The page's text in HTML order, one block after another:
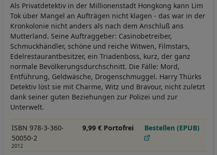
Als Privatdetektiv in der Millionenstadt Hongkong kann Lim
Tok über Mangel an Aufträgen nicht klagen - das war in der
Kronkolonie nicht anders als nach dem Anschluß ans
Mutterland. Seine Auftraggeber: Casinobetreiber,
Schmuckhändler, schöne und reiche Witwen, Filmstars,
Edelrestaurantbesitzer, ein Triadenboss, kurz, der ganz
normale Bevölkerungsdurchschnitt. Die Fälle: Mord,
Entführung, Geldwäsche, Drogenschmuggel. Harry Thürks
Detektiv löst sie mit Charme, Witz und Bravour, nicht zuletzt
dank seiner guten Beziehungen zur Polizei und zur
Unterwelt.
ISBN 978-3-360-
50050-2
2012
9,99 € Portofrei Bestellen (EPUB)